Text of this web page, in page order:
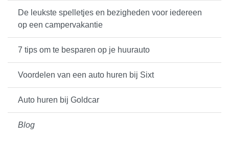
De leukste spelletjes en bezigheden voor iedereen
op een campervakantie
7 tips om te besparen op je huurauto
Voordelen van een auto huren bij Sixt
Auto huren bij Goldcar
Blog